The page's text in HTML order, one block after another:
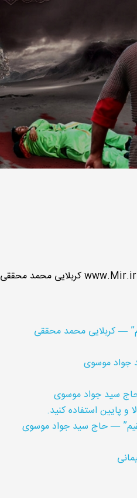
www.Mir.irکربلایی محمد محققی
و پایین استفاده کنید.
— کربلایی محمد محققی
موسوی
سید جواد موسوی
— حاج سید جواد موسوی